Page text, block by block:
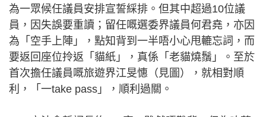
為一眾候任議員安排宣誓綵排。但其中超過10位議
員，因失誤要重讀；留任嘅選委界議員何君堯，亦因
為「空手上陣」，點知背到一半唔小心甩轆忘詞，而
要返回座位拎返「貓紙」，真係「老貓燒鬚」。至於
首次擔任議員嘅旅遊界江旻憓（見圖），就相對順
利，「一take pass」，順利過關。